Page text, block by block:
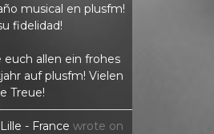
musical en plusfm!
fidelidad!
euch allen ein frohes
auf plusfm! Vielen
Treue!
Lille - France wrote on